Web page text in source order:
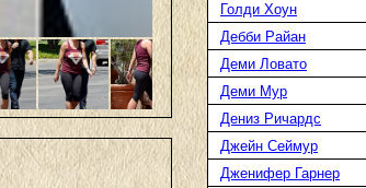
Голди Хоун
Дебби Райан
Деми Ловато
Деми Мур
Дениз Ричардс
Джейн Сеймур
Дженифер Гарнер